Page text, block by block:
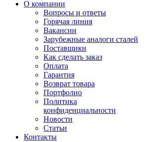
О компании
Вопросы и ответы
Горячая линия
Вакансии
Зарубежные аналоги сталей
Поставщики
Как сделать заказ
Оплата
Гарантия
Возврат товара
Портфолио
Политика
конфиденциальности
Новости
Статьи
Контакты